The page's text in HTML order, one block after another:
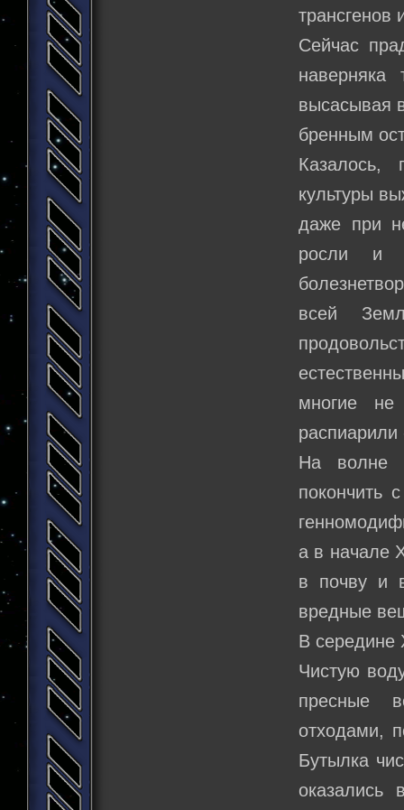
Сейчас
наверняка
высасывая
бренным
Казалось,
культуры
даже при
росли и
всей
многие
распиарили
На волне
покончить
а в начале
в почву и
вредные
В середине
Чистую
пресные
отходами,
Бутылка
оказались